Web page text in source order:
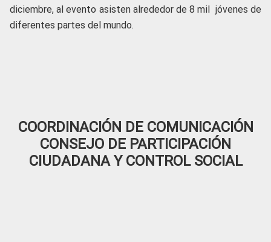
diciembre, al evento asisten alrededor de 8 mil jóvenes de
diferentes partes del mundo.
COORDINACIÓN DE COMUNICACIÓN
CONSEJO DE PARTICIPACIÓN
CIUDADANA Y CONTROL SOCIAL